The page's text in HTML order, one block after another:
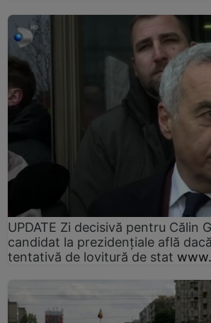
UPDATE Zi decisivă pentru Călin
candidat la prezidențiale află
tentativă de lovitură de stat